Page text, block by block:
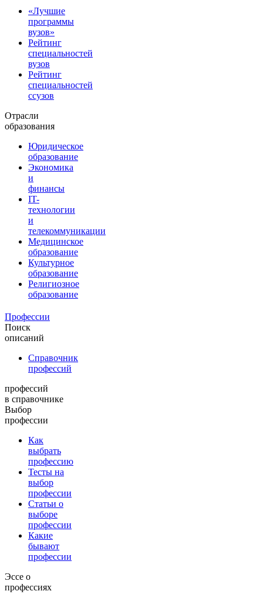
«Лучшие
программы
вузов»
Рейтинг
специальностей
вузов
Рейтинг
специальностей
ссузов
Отрасли
образования
Юридическое
образование
Экономика
и
финансы
IT-
технологии
и
телекоммуникации
Медицинское
образование
Культурное
образование
Религиозное
образование
Профессии
Поиск
описаний
Справочник
профессий
профессий
в справочнике
Выбор
профессии
Как
выбрать
профессию
Тесты на
выбор
профессии
Статьи о
выборе
профессии
Какие
бывают
профессии
Эссе о
профессиях